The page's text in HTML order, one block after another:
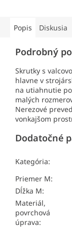
Popis Diskusia
Podrobný
Skrutky s
hlavne v
na utiahnutie
malých
Nerezové
vonkajšom
Dodatočné
Kategória:
Priemer M:
Dĺžka M:
Materiál,
povrchová
úprava: